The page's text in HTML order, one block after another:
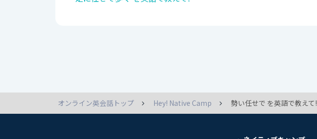
オンライン英会話トップ Hey! Native Camp 勢い任せで を英語で教えて!